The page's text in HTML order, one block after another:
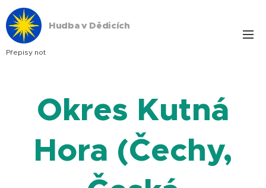
Hudba v Dědicích
Přepisy not
Okres Kutná
Hora (Čechy,